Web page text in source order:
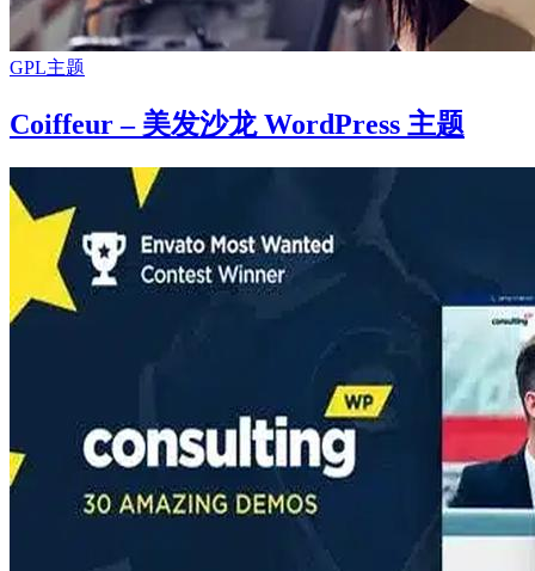
GPL主题
Coiffeur – 美发沙龙 WordPress 主题